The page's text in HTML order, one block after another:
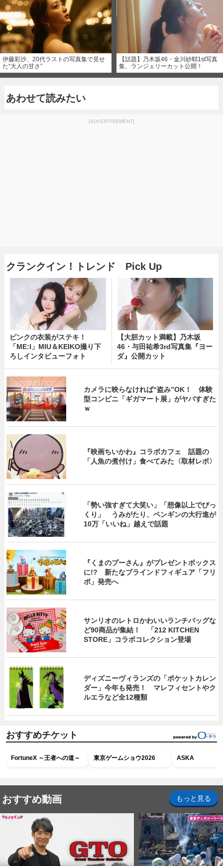
伊藤彩沙、20代ラストの写真集で見せ
た“大人の甘さ”
【話題】乃木坂46・金川紗耶1st写真
集、ランジェリーカット公開！
あわせて読みたい
[ADVERTISEMENT]
クランクイン！トレンド Pick Up
ピンクの衣装がステキ！
「ME:I」MIU＆KEIKO撮り下
ろしインタビューフォト
【大胆カット満載】乃木坂
46・与田祐希3rd写真集『ヨー
ダ』公開カット
カメラに映らなければ“盗み”OK！ 体験
型コンビニ「ギガマート展」がヤバすぎた
ｗ
『映画ちいかわ』コラボカフェ 話題の
「人魚の煮付け」食べてみた〈取材レポ〉
「勢い強すぎて大笑い」「想像以上でびっ
くり」 うみがたり、ペンギンの大行進が
10万「いいね」越えで話題
『くまのプーさん』がプレゼントボックス
に!? 新たなブラインドフィギュア「フリ
ポ」発売へ
サンリオのレトロかわいいランチバッグな
ど90商品が集結！ 「212 KITCHEN
STORE」コラボコレクション登場
ディズニーヴィランズの「ポケットカレン
ダー」今年も発売！ マレフィセントやク
ルエラなど全12種類
おすすめチケット
FortuneX ～王者への道～ 東京ゲームショウ2026 ASKA
おすすめ動画 もっと見る